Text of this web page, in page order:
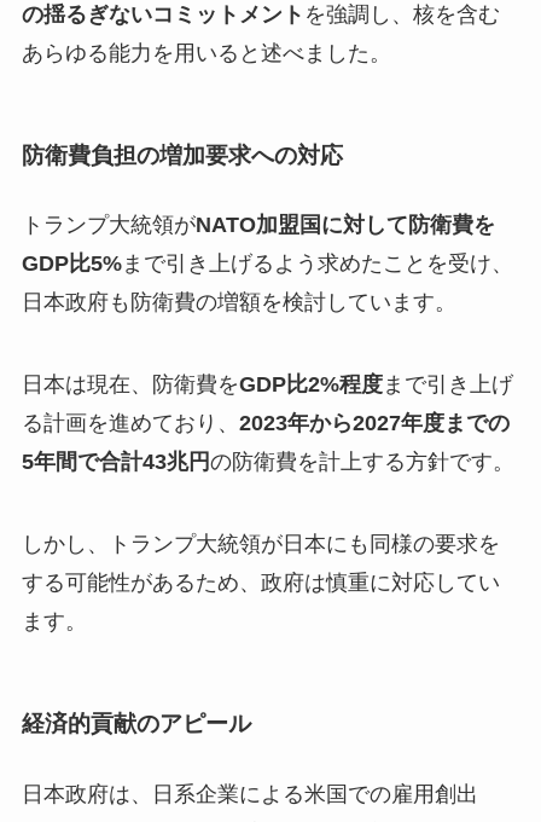
の揺るぎないコミットメント を強調し、核を含む
あらゆる能力を用いると述べました。
防衛費負担の増加要求への対応
トランプ大統領がNATO加盟国に対して防衛費を
GDP比5%まで引き上げるよう求めたことを受け、
日本政府も防衛費の増額を検討しています。
日本は現在、防衛費をGDP比2%程度まで引き上げ
る計画を進めており、 2023年から2027年度までの
5年間で合計43兆円の防衛費を計上する方針です。
しかし、トランプ大統領が日本にも同様の要求を
する可能性があるため、政府は慎重に対応してい
ます。
経済的貢献のアピール
日本政府は、日系企業による米国での雇用創出